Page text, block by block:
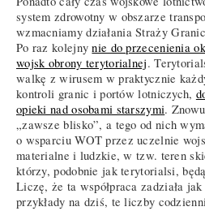
system zdrowotny w obszarze
wzmacniamy działania Straży
Po raz kolejnynie do przecenienia
wojsk obrony terytorialnej.
walkę z wirusem w praktycznie
kontroli granic i portów lotniczych,
opieki nad osobami starszymi.
„zawsze blisko”, a tego od nich
o wsparciu WOT przez uczelnie
materialne i ludzkie, w tzw. teren
którzy, podobnie jak terytorialsi,
Liczę, że ta współpraca zadziała
przykłady na dziś, te liczby